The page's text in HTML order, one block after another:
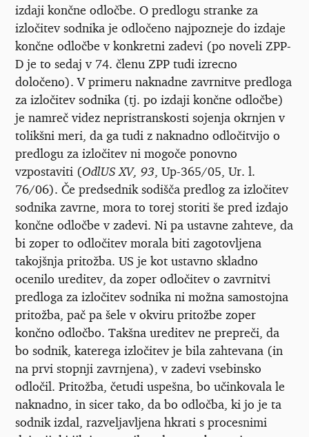
izdaji končne odločbe. O predlogu stranke za
izločitev sodnika je odločeno najpozneje do izdaje
končne odločbe v konkretni zadevi (po noveli ZPP-
D je to sedaj v 74. členu ZPP tudi izrecno
določeno). V primeru naknadne zavrnitve predloga
za izločitev sodnika (tj. po izdaji končne odločbe)
je namreč videz nepristranskosti sojenja okrnjen v
tolikšni meri, da ga tudi z naknadno odločitvijo o
predlogu za izločitev ni mogoče ponovno
vzpostaviti (OdlUS XV, 93 , Up-365/05, Ur. l.
76/06). Če predsednik sodišča predlog za izločitev
sodnika zavrne, mora to torej storiti še pred izdajo
končne odločbe v zadevi. Ni pa ustavne zahteve, da
bi zoper to odločitev morala biti zagotovljena
takojšnja pritožba. US je kot ustavno skladno
ocenilo ureditev, da zoper odločitev o zavrnitvi
predloga za izločitev sodnika ni možna samostojna
pritožba, pač pa šele v okviru pritožbe zoper
končno odločbo. Takšna ureditev ne prepreči, da
bo sodnik, katerega izločitev je bila zahtevana (in
na prvi stopnji zavrnjena), v zadevi vsebinsko
odločil. Pritožba, četudi uspešna, bo učinkovala le
naknadno, in sicer tako, da bo odločba, ki jo je ta
sodnik izdal, razveljavljena hkrati s procesnimi